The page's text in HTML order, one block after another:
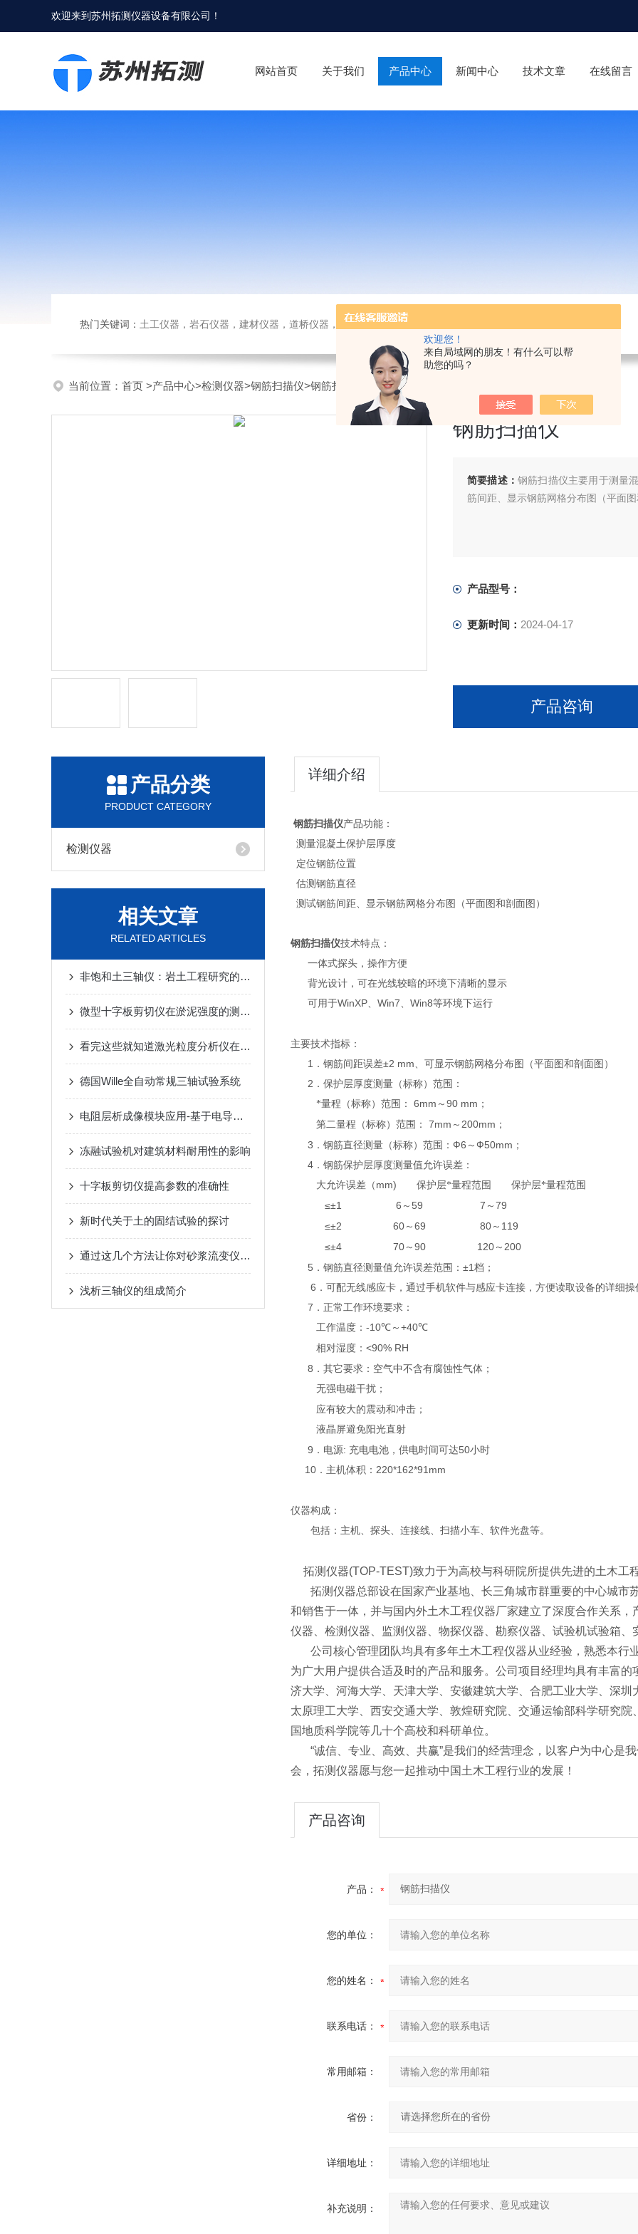
欢迎您！
来自局域网的朋友！有什么可以帮
助您的吗？
欢迎来到苏州拓测仪器设备有限公司 ！
网站首页 关于我们 产品中心 新闻中心 技术文章 在线留言
热门关键词： 土工仪器，岩石仪器，建材仪器，道桥仪器，检测仪器，检测仪器，物探仪器，勘察仪器，试验机试验箱，整体方案
当前位置： 首页 >产品中心>检测仪器>钢筋扫描仪>钢筋扫描仪
钢筋扫描仪
简要描述： 钢筋扫描仪主要用于测量
筋间距、显示钢筋网格分布图（平面
产品型号：
更新时间： 2024-04-17
产品咨询
产品分类
PRODUCT CATEGORY
检测仪器
相关文章
RELATED ARTICLES
非饱和土三轴仪：岩土工程研究的关键设备
微型十字板剪切仪在淤泥强度的测定时所用方法的建议
看完这些就知道激光粒度分析仪在煤粉粒度中的应用
德国Wille全自动常规三轴试验系统
电阻层析成像模块应用-基于电导率层析成像的304不锈钢熔覆层电导率检测研究
冻融试验机对建筑材料耐用性的影响
十字板剪切仪提高参数的准确性
新时代关于土的固结试验的探讨
通过这几个方法让你对砂浆流变仪更加了解
浅析三轴仪的组成简介
详细介绍
钢筋扫描仪产品功能：
测量混凝土保护层厚度
定位钢筋位置
估测钢筋直径
测试钢筋间距、显示钢筋网格分布图（平面图和剖面图）
钢筋扫描仪技术特点：
一体式探头，操作方便
背光设计，可在光线较暗的环境下清晰的显示
可用于WinXP、 Win7、 Win8等环境下运行
主要技术指标：
1 ．钢筋间距误差±2 mm 、可显示钢筋网格分布图（平面图和剖面图）
2 ．保护层厚度测量（标称）范围：
*量程（标称）范围： 6mm ～ 90 mm ；
第二量程（标称）范围：
7mm ～ 200mm ；
3 ．钢筋直径测量（标称）范围： Ф6 ～Ф50mm ；
4 ．钢筋保护层厚度测量值允许误差：
大允许误差（ mm) 保护层*量程范围 保护层*量程范围
≤±1 6 ～ 59 7 ～ 79
≤±2 60 ～ 69 80 ～ 119
≤±4 70 ～ 90 120 ～ 200
5 ．钢筋直径测量值允许误差范围： ±1档；
6 ．可配无线感应卡，通过手机软件与感应卡连接，方便读取设备的详细
7 ．正常工作环境要求：
工作温度： -10℃ ～ +40℃
相对湿度： <90% RH
8 ．其它要求：空气中不含有腐蚀性气体；
无强电磁干扰；
应有较大的震动和冲击；
液晶屏避免阳光直射
9 ．电源: 充电电池，供电时间可达50小时
10 ．主机体积： 220*162*91mm
仪器构成：
包括：主机、探头、连接线、扫描小车、软件光盘等。
拓测仪器(TOP-TEST)致力于为高校与科研院所提供先进的土木工
拓测仪器总部设在国家产业基地、长三角城市群重要的中心城市
和销售于一体，并与国内外土木工程仪器厂家建立了深度合作关系
仪器、检测仪器、监测仪器、物探仪器、勘察仪器、试验机试验箱、
公司核心管理团队均具有多年土木工程仪器从业经验，熟悉本行
为广大用户提供合适及时的产品和服务。公司项目经理均具有丰富
济大学、河海大学、天津大学、安徽建筑大学、合肥工业大学、深
太原理工大学、西安交通大学、敦煌研究院、交通运输部科学研究
国地质科学院等几十个高校和科研单位。
“诚信、专业、高效、共赢”是我们的经营理念，以客户为中心是
会，拓测仪器愿与您一起推动中国土木工程行业的发展！
产品咨询
产品：
您的单位：
您的姓名：
联系电话：
常用邮箱：
省份：
详细地址：
补充说明：